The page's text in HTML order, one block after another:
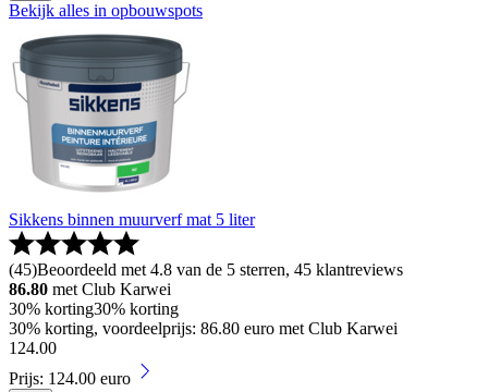
Bekijk alles in opbouwspots
Sikkens binnen muurverf mat 5 liter
(45)Beoordeeld met 4.8 van de 5 sterren, 45 klantreviews
86.80 met Club Karwei
30% korting30% korting
30% korting, voordeelprijs: 86.80 euro met Club Karwei
124.00
Prijs: 124.00 euro